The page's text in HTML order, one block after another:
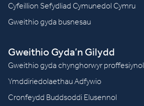
Cyfeillion Sefydliad Cymunedol Cymru
Gweithio gyda busnesau
Gweithio Gyda’n Gilydd
Gweithio gyda chynghorwyr proffesiynol
Ymddiriedolaethau Adfywio
Cronfeydd Buddsoddi Elusennol